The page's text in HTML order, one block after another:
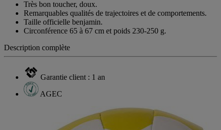
Très bon toucher, doux.
Remarquables qualités de trajectoires et de comportements.
Taille officielle benjamin.
Circonférence 65 à 67 cm et poids 230-250 g.
Description complète
Garantie client : 1 an
AGEC